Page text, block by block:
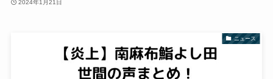
2024年1月21日
ニュース